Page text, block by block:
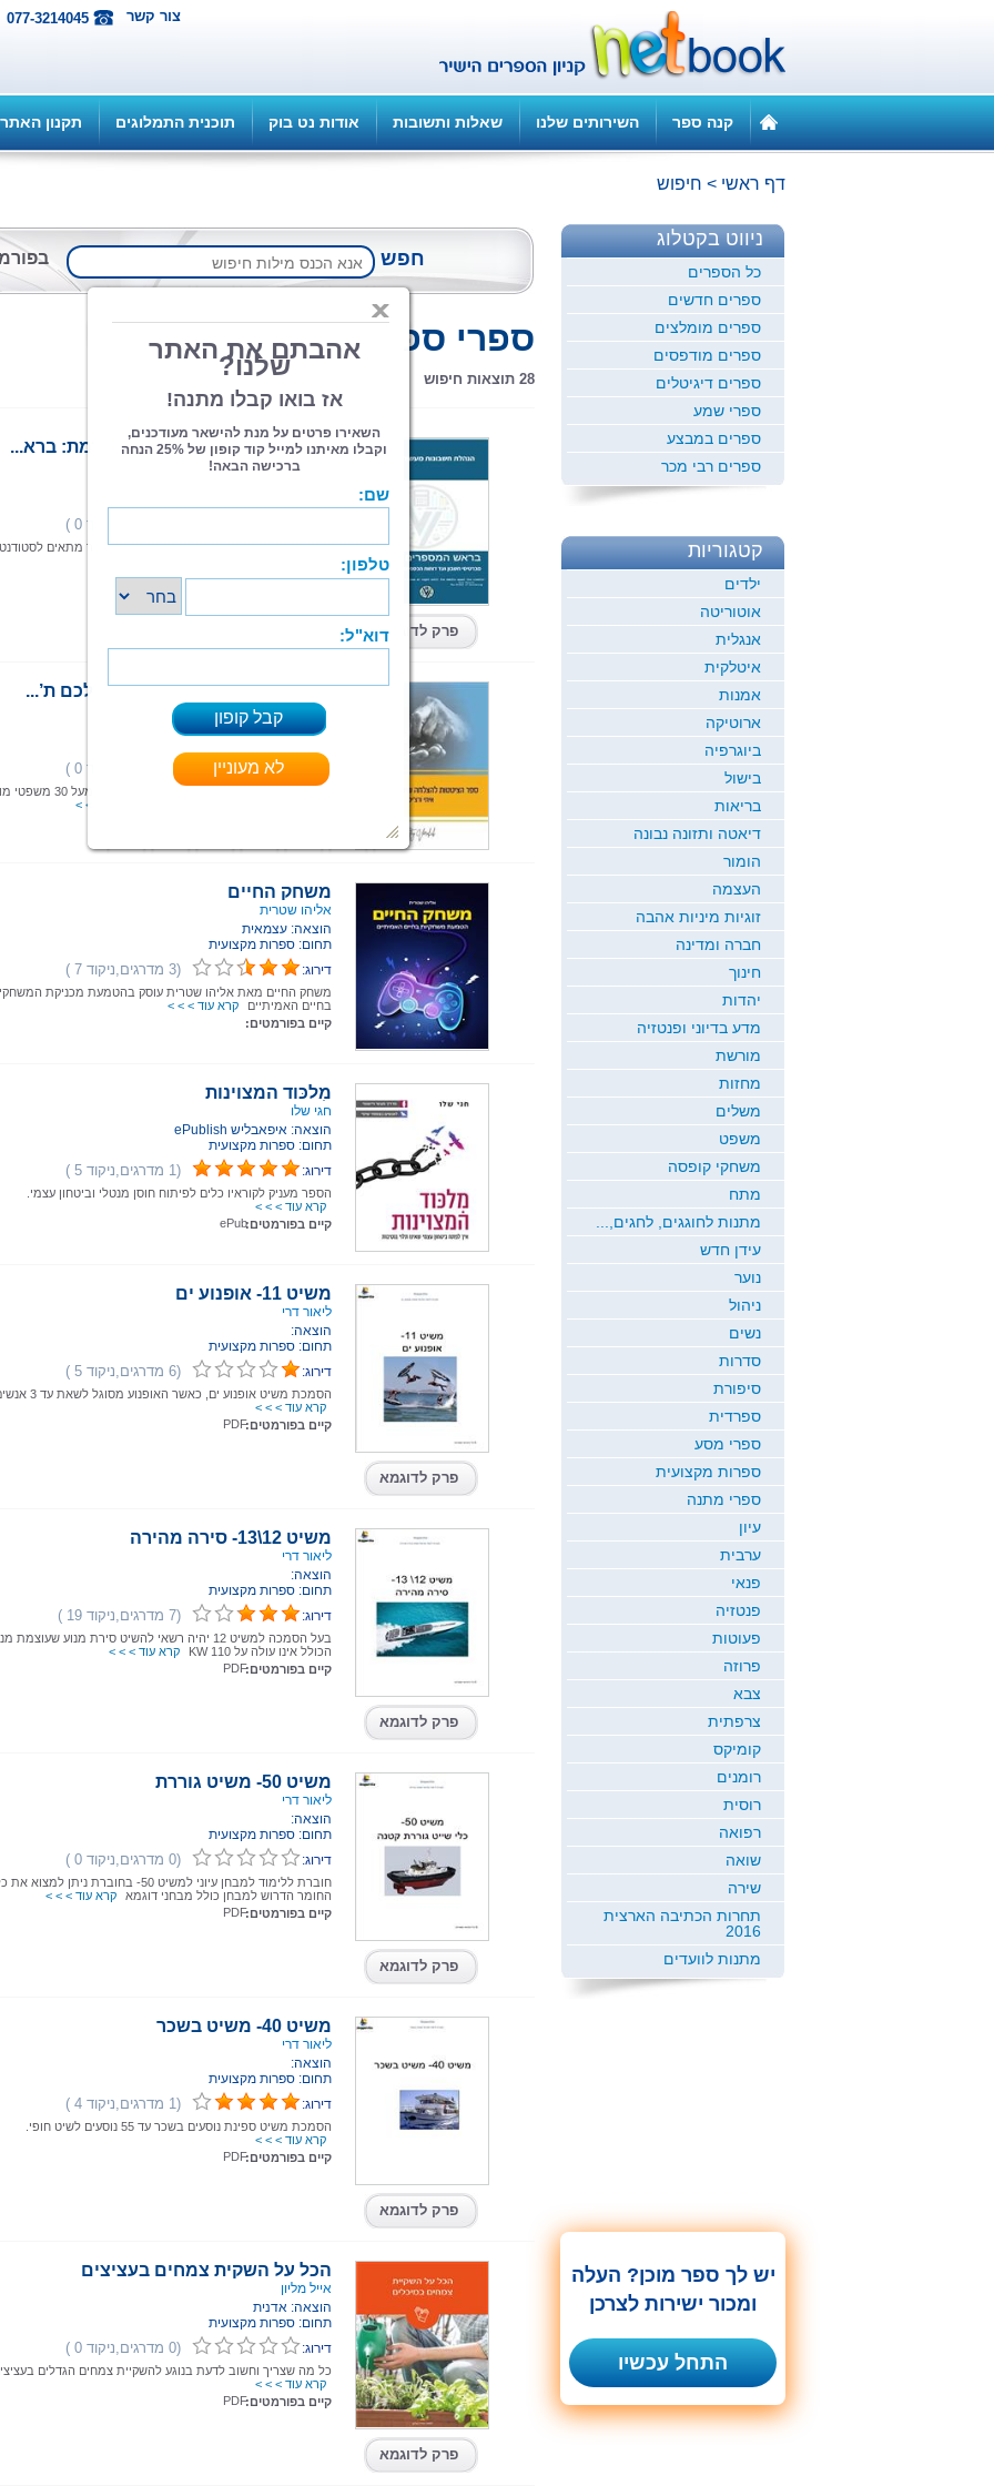
077-3214045 צור קשר
קנה ספר השירותים שלנו שאלות ותשובות אודות נט בוק תוכנית התמלוגים תקנון האתר
דף ראשי > חיפוש
חפש
מתקדם
ספרי ספרות מקצועית
28 תוצאות חיפוש
פרק לדוגמא
הנהלת חשבונות מעשית מתקדמת: ברא...
ויקטור פיורי
ספר בהנהלת חשבונות מעשית מתקדמת. הספר מתאים
קיים בפורמטים:
ספר הציטטות להצלחה שיעיף לכם ת’...
איתי ורצ'יק
הוצאה: איתי ורצ'יק
דירוג:
“ספר הציטטות להצלחה שיעיף לכם
קרא עוד > > >
משחק החיים
אליהו שטרית
הוצאה: עצמאית
תחום: ספרות מקצועית
דירוג:
(3 מדרגים,ניקוד 7 )
משחק החיים מאת אליהו שטרית עוסק בהטמעת מכניקת
בחיים האמיתיים
קרא עוד > > >
קיים בפורמטים:
מִלכּוד המצוינות
חגי שלו
הוצאה: איפאבליש ePublish
תחום: ספרות מקצועית
דירוג:
(1 מדרגים,ניקוד 5 )
הספר מעניק לקוראיו כלים לפיתוח חוסן מנטלי וביטחון עצמי.
קרא עוד > > >
קיים בפורמטים:ePub
פרק לדוגמא
משיט 11- אופנוע ים
ליאור דרי
הוצאה:
תחום: ספרות מקצועית
דירוג:
(6 מדרגים,ניקוד 5 )
הסמכת משיט אופנוע ים, כאשר האופנוע מסוגל לשאת עד 3 אנשים.
קרא עוד > > >
קיים בפורמטים:PDF
פרק לדוגמא
משיט 12\13- סירה מהירה
ליאור דרי
הוצאה:
תחום: ספרות מקצועית
דירוג:
(7 מדרגים,ניקוד 19 )
בעל הסמכה למשיט 12 יהיה רשאי להשיט סירת מנוע שעוצמת
הכולל אינו עולה על 110 KW
קרא עוד > > >
קיים בפורמטים:PDF
פרק לדוגמא
משיט 50- משיט גוררת
ליאור דרי
הוצאה:
תחום: ספרות מקצועית
דירוג:
(0 מדרגים,ניקוד 0 )
חוברת ללימוד למבחן עיוני למשיט 50- בחוברת ניתן למצוא
החומר הדרוש למבחן כולל מבחני דוגמא
קרא עוד > > >
קיים בפורמטים:PDF
פרק לדוגמא
משיט 40- משיט בשכר
ליאור דרי
הוצאה:
תחום: ספרות מקצועית
דירוג:
(1 מדרגים,ניקוד 4 )
הסמכת משיט ספינת נוסעים בשכר עד 55 נוסעים לשיט חופי.
קרא עוד > > >
קיים בפורמטים:PDF
פרק לדוגמא
הכל על השקית צמחים בעציצים
אייל מליון
הוצאה: אדנית
תחום: ספרות מקצועית
דירוג:
(0 מדרגים,ניקוד 0 )
כל מה שצריך וחשוב לדעת בנוגע להשקיית צמחים הגדלים
קרא עוד > > >
קיים בפורמטים:PDF
ניווט בקטלוג
כל הספרים
ספרים חדשים
ספרים מומלצים
ספרים מודפסים
ספרים דיגיטלים
ספרי שמע
ספרים במבצע
ספרים רבי מכר
קטגוריות
ילדים
אוטוריטה
אנגלית
איטלקית
אמנות
ארוטיקה
ביוגרפיה
בישול
בריאות
דיאטה ותזונה נבונה
הומור
העצמה
זוגיות מיניות אהבה
חברה ומדינה
חינוך
יהדות
מדע בדיוני ופנטזיה
מורשת
מחזות
משלים
משפט
משחקי קופסה
מתח
מתנות לחוגגים, לחגים,...
עידן חדש
נוער
ניהול
נשים
סדרות
סיפורת
ספרדית
ספרי מסע
ספרות מקצועית
ספרי מתנה
עיון
ערבית
פנאי
פנטזיה
פעוטות
פרוזה
צבא
צרפתית
קומיקס
רומנים
רוסית
רפואה
שואה
שירה
תחרות הכתיבה הארצית
2016
מתנות לוועדים
יש לך ספר מוכן? העלה
ומכור ישירות לצרכן
התחל עכשיו